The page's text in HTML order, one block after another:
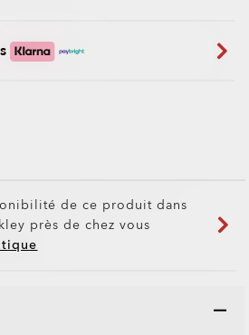
de ce produit dans
près de chez vous